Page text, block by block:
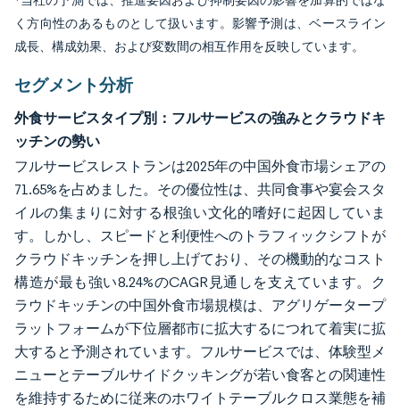
く方向性のあるものとして扱います。影響予測は、ベースライン
成長、構成効果、および変数間の相互作用を反映しています。
セグメント分析
外食サービスタイプ別：フルサービスの強みとクラウドキ
ッチンの勢い
フルサービスレストランは2025年の中国外食市場シェアの
71.65%を占めました。その優位性は、共同食事や宴会スタ
イルの集まりに対する根強い文化的嗜好に起因していま
す。しかし、スピードと利便性へのトラフィックシフトが
クラウドキッチンを押し上げており、その機動的なコスト
構造が最も強い8.24%のCAGR見通しを支えています。ク
ラウドキッチンの中国外食市場規模は、アグリゲータープ
ラットフォームが下位層都市に拡大するにつれて着実に拡
大すると予測されています。フルサービスでは、体験型メ
ニューとテーブルサイドクッキングが若い食客との関連性
を維持するために従来のホワイトテーブルクロス業態を補